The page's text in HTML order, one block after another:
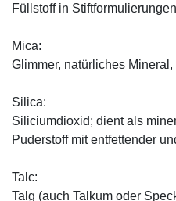
Füllstoff in Stiftformulierungen
Mica:
Glimmer, natürliches
Silica:
Siliciumdioxid; dient als
Puderstoff mit entfettender
Talc:
Talg (auch Talkum oder